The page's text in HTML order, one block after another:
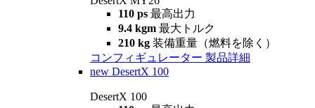
110 ps 最高出力
9.4 kgm 最大トルク
210 kg 装備重量（燃料を除く）
コンフィギュレーター 製品詳細
new DesertX 100
DesertX 100